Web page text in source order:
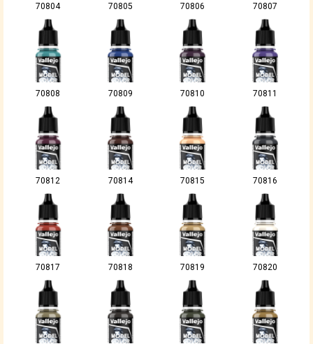
70804 70805 70806 70807
70808 70809 70810 70811
70812 70814 70815 70816
70817 70818 70819 70820